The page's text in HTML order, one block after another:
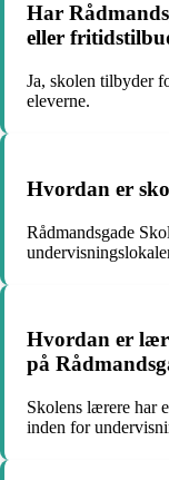
Har
eller
Ja, skolen tilbyder
eleverne.
Hvordan er
Rådmandsgade
Hvordan er
på
Skolens lærere har
inden for